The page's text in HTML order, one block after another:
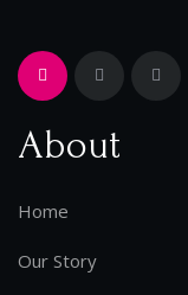
About
Home
Our Story